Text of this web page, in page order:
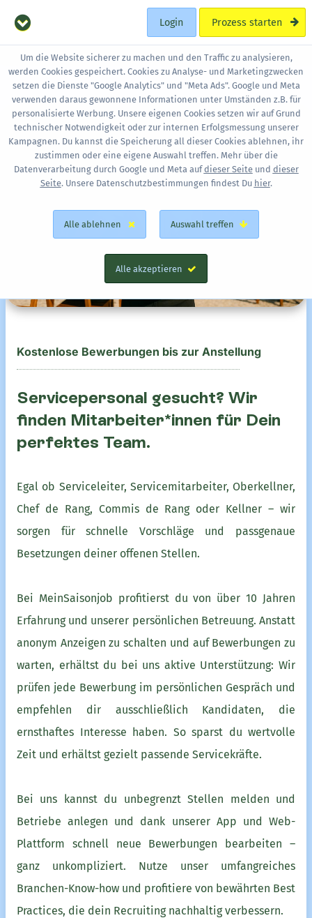
Login Prozess starten
Um die Website sicherer zu machen und den Traffic zu analysieren,
werden Cookies gespeichert. Cookies zu Analyse- und Marketingzwecken
setzen die Dienste "Google Analytics" und "Meta Ads". Google und Meta
verwenden daraus gewonnene Informationen unter Umständen z.B. für
personalisierte Werbung. Unsere eigenen Cookies setzen wir auf Grund
technischer Notwendigkeit oder zur internen Erfolgsmessung unserer
Kampagnen. Du kannst die Speicherung all dieser Cookies ablehnen, ihr
zustimmen oder eine eigene Auswahl treffen. Mehr über die
Datenverarbeitung durch Google und Meta aufdieser Seiteund dieser
Seite. Unsere Datenschutzbestimmungen findest Du hier.
Alle ablehnen Auswahl treffen
Alle akzeptieren
Kostenlose Bewerbungen bis zur Anstellung
Servicepersonal gesucht? Wir
finden Mitarbeiter*innen für Dein
perfektes Team.
Egal ob Serviceleiter, Servicemitarbeiter, Oberkellner,
Chef de Rang, Commis de Rang oder Kellner – wir
sorgen für schnelle Vorschläge und passgenaue
Besetzungen deiner offenen Stellen.
Bei MeinSaisonjob profitierst du von über 10 Jahren
Erfahrung und unserer persönlichen Betreuung. Anstatt
anonym Anzeigen zu schalten und auf Bewerbungen zu
warten, erhältst du bei uns aktive Unterstützung: Wir
prüfen jede Bewerbung im persönlichen Gespräch und
empfehlen dir ausschließlich Kandidaten, die
ernsthaftes Interesse haben. So sparst du wertvolle
Zeit und erhältst gezielt passende Servicekräfte.
Bei uns kannst du unbegrenzt Stellen melden und
Betriebe anlegen und dank unserer App und Web-
Plattform schnell neue Bewerbungen bearbeiten –
ganz unkompliziert. Nutze unser umfangreiches
Branchen-Know-how und profitiere von bewährten Best
Practices, die dein Recruiting nachhaltig verbessern.